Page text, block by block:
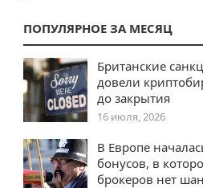
ПОПУЛЯРНОЕ ЗА МЕСЯЦ
Британские
довели
до закрытия
16 июля, 2026
В Европе
бонусов, в
брокеров нет